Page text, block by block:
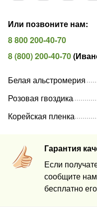
Или позвоните нам:
8 800 200-40-70
8 (800) 200-40-70(
Гарантия
Если
сообщите
бесплатно
Белая альстромерия
Розовая гвоздика
Корейская пленка